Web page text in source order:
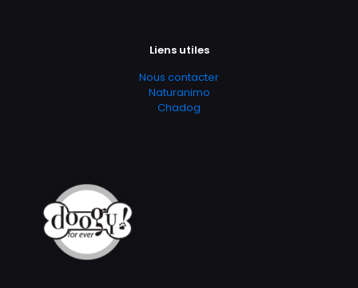
Liens utiles
Nous contacter
Naturanimo
Chadog